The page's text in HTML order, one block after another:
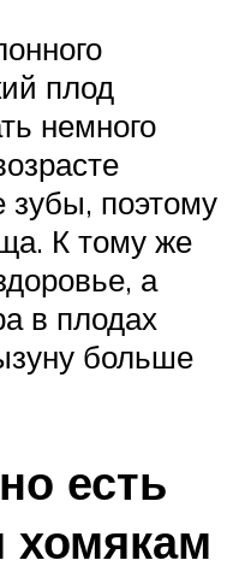
плод
немного
зубы, поэтому
К тому же
а
в плодах
больше
есть
хомякам